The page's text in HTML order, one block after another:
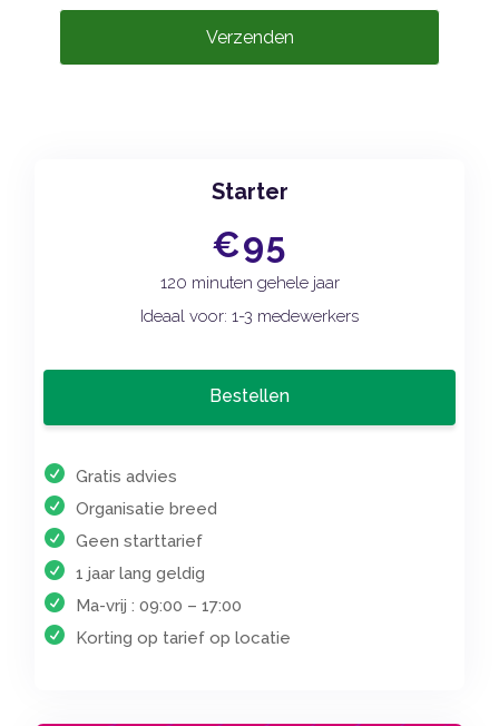
Verzenden
Starter
€95
120 minuten gehele jaar
Ideaal voor: 1-3 medewerkers
Bestellen
Gratis advies
Organisatie breed
Geen starttarief
1 jaar lang geldig
Ma-vrij : 09:00 – 17:00
Korting op tarief op locatie